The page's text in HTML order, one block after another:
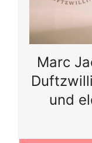
Marc
und